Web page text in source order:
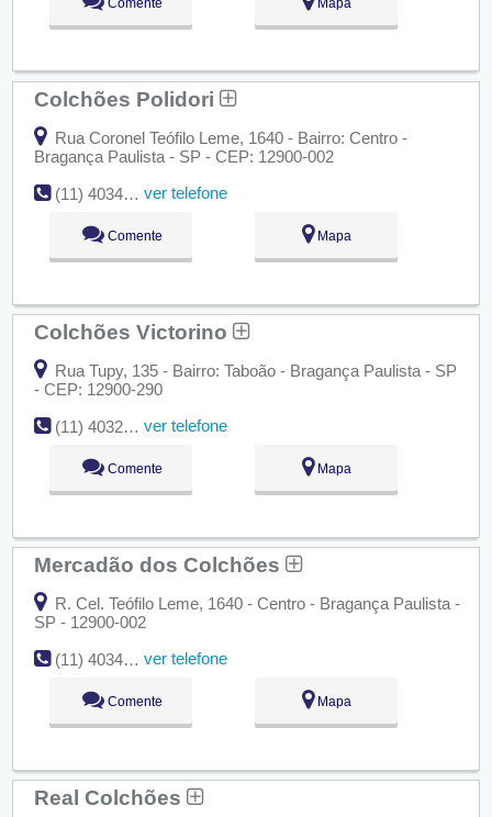
Colchões Polidori
Rua Coronel Teófilo Leme, 1640 - Bairro: Centro -
Bragança Paulista - SP - CEP: 12900-002
(11) 4034-3091
ver telefone
Comente Mapa
Colchões Victorino
Rua Tupy, 135 - Bairro: Taboão - Bragança Paulista - SP
- CEP: 12900-290
(11) 4032-3911
ver telefone
Comente Mapa
Mercadão dos Colchões
R. Cel. Teófilo Leme, 1640 - Centro - Bragança Paulista -
SP - 12900-002
(11) 4034-1184
ver telefone
Comente Mapa
Real Colchões